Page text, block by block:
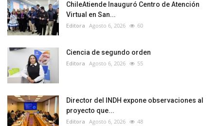
ChileAtiende Inauguró Centro de Atención
Virtual en San...
Editora Agosto 6, 2026 60
Ciencia de segundo orden
Editora Agosto 6, 2026 55
Director del INDH expone observaciones al
proyecto que...
Editora Agosto 6, 2026 48